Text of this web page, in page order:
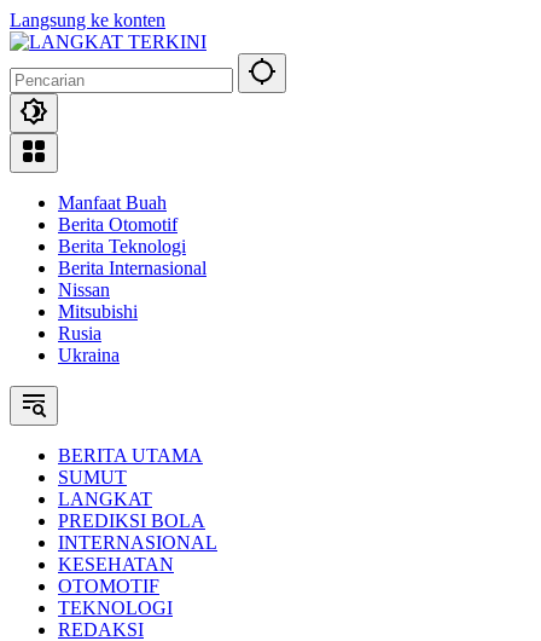
Langsung ke konten
Manfaat Buah
Berita Otomotif
Berita Teknologi
Berita Internasional
Nissan
Mitsubishi
Rusia
Ukraina
BERITA UTAMA
SUMUT
LANGKAT
PREDIKSI BOLA
INTERNASIONAL
KESEHATAN
OTOMOTIF
TEKNOLOGI
REDAKSI